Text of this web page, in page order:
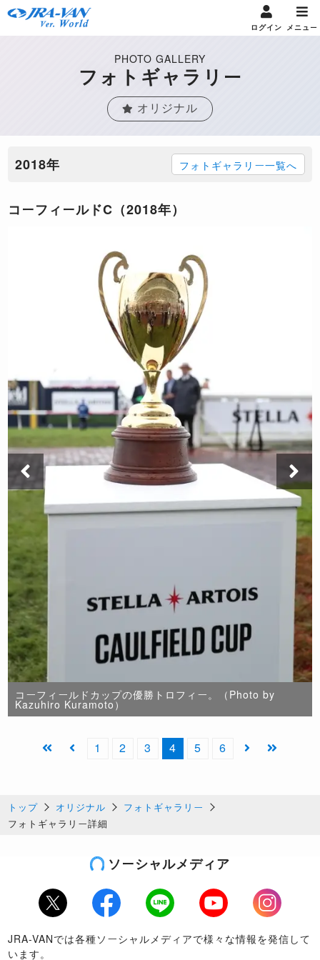
ログイン メニュー
PHOTO GALLERY
フォトギャラリー
オリジナル
2018年 フォトギャラリー一覧へ
コーフィールドC（2018年）
コーフィールドカップの優勝トロフィー。（Photo by
Kazuhiro Kuramoto）
1 2 3 4 5 6
トップ オリジナル
フォトギャラリー
フォトギャラリー詳細
ソーシャルメディア
Twitter Facebook LINE Youtube
Instagram
JRA-VANでは各種ソーシャルメディアで様々な情報を発信して
います。